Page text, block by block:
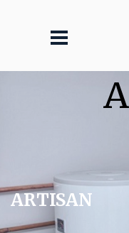
ARTISAN